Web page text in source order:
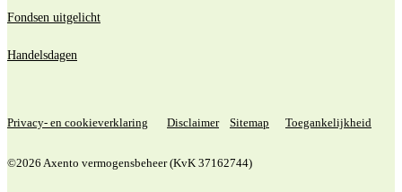
Fondsen uitgelicht
Handelsdagen
Privacy- en cookieverklaring Disclaimer Sitemap Toegankelijkheid
©2026 Axento vermogensbeheer (KvK 37162744)